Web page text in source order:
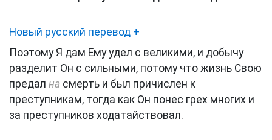
Новый русский перевод +
Поэтому Я дам Ему удел с великими, и добычу
разделит Он с сильными, потому что жизнь Свою
предал на смерть и был причислен к
преступникам, тогда как Он понес грех многих и
за преступников ходатайствовал.